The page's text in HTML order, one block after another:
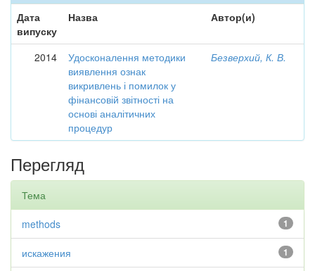
Дата
випуску
Назва Автор(и)
2014
Удосконалення методики
виявлення ознак
викривлень і помилок у
фінансовій звітності на
основі аналітичних
процедур
Безверхий, К. В.
Перегляд
Тема
1
methods
1
искажения